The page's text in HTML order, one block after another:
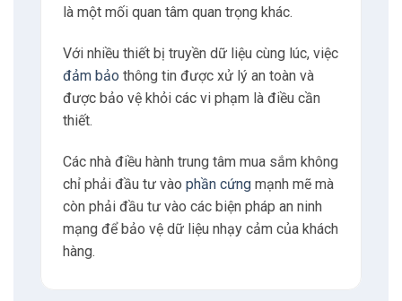
là một mối quan tâm quan trọng khác.
Với nhiều thiết bị truyền dữ liệu cùng lúc, việc
đảm bảo thông tin được xử lý an toàn và
được bảo vệ khỏi các vi phạm là điều cần
thiết.
Các nhà điều hành trung tâm mua sắm không
chỉ phải đầu tư vào phần cứngmạnh mẽ mà
còn phải đầu tư vào các biện pháp an ninh
mạng để bảo vệ dữ liệu nhạy cảm của khách
hàng.